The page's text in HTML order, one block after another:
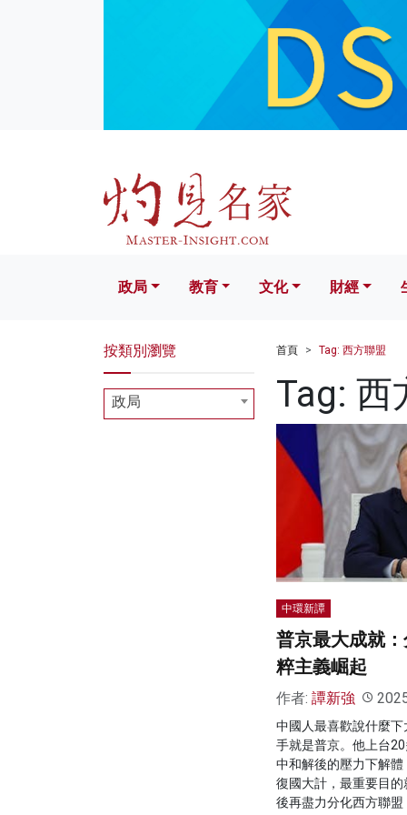
文化 財經 生活
政局 教育 文化 財經
首頁 Tag: 西方聯盟
Tag: 西
中環新譚
普京最大成就
粹主義崛起
作者: 譚新強
中國人最喜歡說什麼
手就是普京。他上台
中和解後的壓力下解
復國大計，最重要目
後再盡力分化西方聯盟
按類別瀏覽
政局